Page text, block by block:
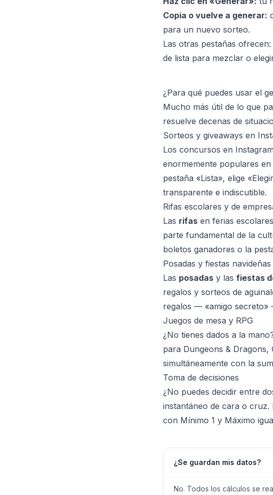
Copia o vuelve a generar:
para un nuevo sorteo.
Las otras pestañas
de lista para mezclar o
¿Para qué puedes usar el
Mucho más útil de lo que
resuelve decenas de
Sorteos y giveaways en
Los concursos en
enormemente populares
pestaña «Lista», elige
transparente e indiscutible.
Rifas escolares y de
Las rifas en ferias
parte fundamental de la
boletos ganadores o la
Posadas y fiestas navideñas
Las posadas y las fiestas
regalos y sorteos de
regalos — «amigo secreto»
Juegos de mesa y RPG
¿No tienes dados a la
para Dungeons & Dragons,
simultáneamente con la
Toma de decisiones
¿No puedes decidir entre
instantáneo de cara o cruz.
con Mínimo 1 y Máximo
¿Se guardan mis datos?
No. Todos los cálculos se